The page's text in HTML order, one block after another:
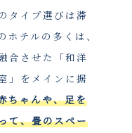
タイプ選びは滞
テルの多くは、
合させた「和洋
」をメインに据
ちゃんや、足を
て、畳のスペー